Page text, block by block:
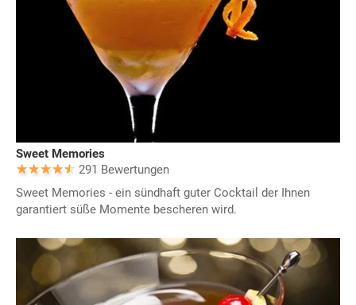
Sweet Memories
291 Bewertungen
Sweet Memories - ein sündhaft guter Cocktail der Ihnen
garantiert süße Momente bescheren wird.